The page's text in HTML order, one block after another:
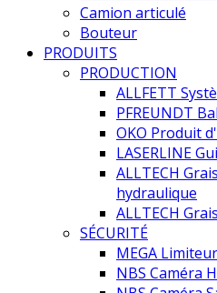
Camion articulé
Bouteur
PRODUITS
PRODUCTION
ALLFETT
PFREUNDT
OKO Produit
LASERLINE
ALLTECH
hydraulique
ALLTECH
SÉCURITÉ
MEGA
NBS Caméra